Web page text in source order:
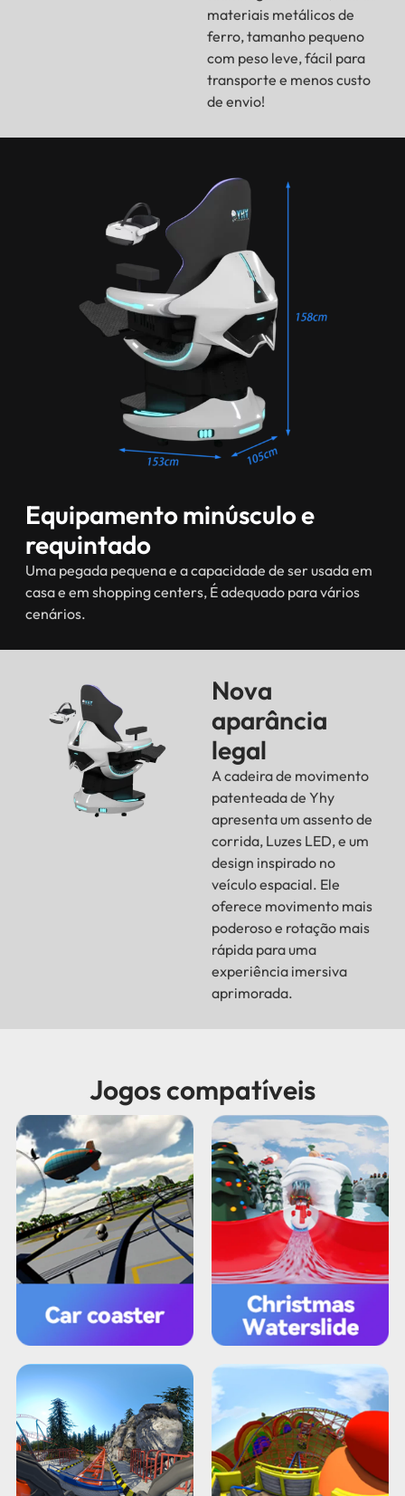
materiais metálicos de
ferro, tamanho pequeno
com peso leve, fácil para
transporte e menos custo
de envio!
Equipamento minúsculo e
requintado
Uma pegada pequena e a capacidade de ser usada em
casa e em shopping centers, É adequado para vários
cenários.
Nova
aparância
legal
A cadeira de movimento
patenteada de Yhy
apresenta um assento de
corrida, Luzes LED, e um
design inspirado no
veículo espacial. Ele
oferece movimento mais
poderoso e rotação mais
rápida para uma
experiência imersiva
aprimorada.
Jogos compatíveis